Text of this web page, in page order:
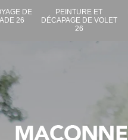
DE
26
PEINTURE ET
DÉCAPAGE DE VOLET
26